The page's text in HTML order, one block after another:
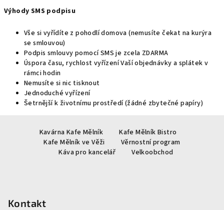
Výhody SMS podpisu
Vše si vyřídíte z pohodlí domova (nemusíte čekat na kurýra
se smlouvou)
Podpis smlouvy pomocí SMS je zcela ZDARMA
Úspora času, rychlost vyřízení Vaší objednávky a splátek v
rámci hodin
Nemusíte si nic tisknout
Jednoduché vyřízení
Šetrnější k životnímu prostředí (žádné zbytečné papíry)
Kavárna Kafe Mělník
Kafe Mělník Bistro
Kafe Mělník ve Věži
Věrnostní program
Káva pro kancelář
Velkoobchod
Kontakt